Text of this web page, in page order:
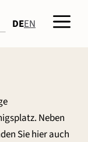
DEEN
Neben
Sie hier auch